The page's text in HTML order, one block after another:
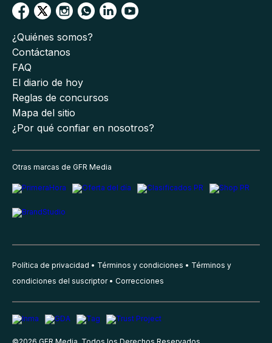
¿Quiénes somos?
Contáctanos
FAQ
El diario de hoy
Reglas de concursos
Mapa del sitio
¿Por qué confiar en nosotros?
Otras marcas de GFR Media
Política de privacidad Términos y condiciones
Términos y
condiciones del suscriptor
Correcciones